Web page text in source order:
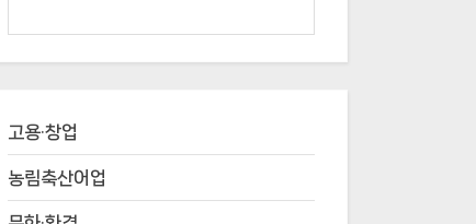
고용·창업
농림축산어업